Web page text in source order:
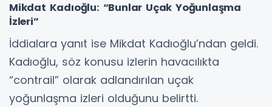
Mikdat Kadıoğlu: “Bunlar Uçak Yoğunlaşma
İzleri”
İddialara yanıt ise Mikdat Kadıoğlu’ndan geldi.
Kadıoğlu, söz konusu izlerin havacılıkta
“contrail” olarak adlandırılan uçak
yoğunlaşma izleri olduğunu belirtti.